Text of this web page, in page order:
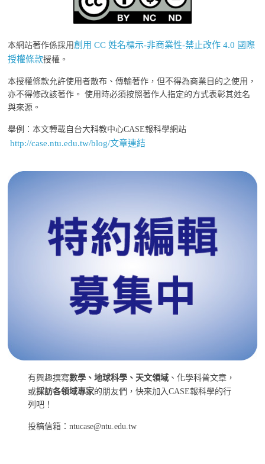
本網站著作係採用創用 CC 姓名標示-非商業性-禁止改作 4.0 國際
授權條款授權。
本授權條款允許使用者散布、傳輸著作，但不得為商業目的之使用，
亦不得修改該著作。 使用時必須按照著作人指定的方式表彰其姓名
與來源。
舉例：本文轉載自台大科教中心CASE報科學網站
http://case.ntu.edu.tw/blog/文章連結
有興趣撰寫數學、地球科學、天文領域 、化學科普文章，
或採訪各領域專家的朋友們，快來加入CASE報科學的行
列吧！
投稿信箱：ntucase@ntu.edu.tw